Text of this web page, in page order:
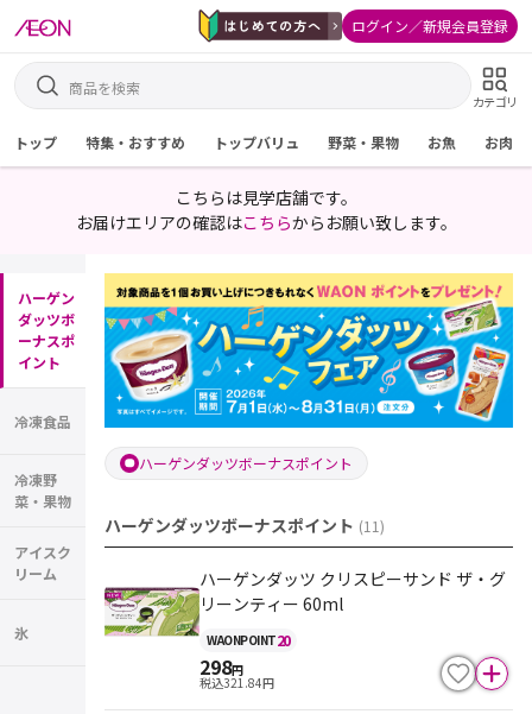
ログイン／新規会員登録
カテゴリ
トップ 特集・おすすめ トップバリュ 野菜・果物 お魚 お肉
こちらは見学店舗です。
お届けエリアの確認はこちらからお願い致します。
ハーゲン
ダッツボ
ーナスポ
イント
冷凍食品
冷凍野
菜・果物
アイスク
リーム
氷
ハーゲンダッツボーナスポイント
ハーゲンダッツボーナスポイント (11)
ハーゲンダッツ クリスピーサンド ザ・グ
リーンティー 60ml
WAONPOINT20
298円
税込321.84円